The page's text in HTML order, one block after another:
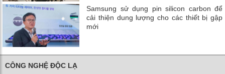
Samsung sử dụng pin silicon carbon để
cải thiện dung lượng cho các thiết bị gập
mới
CÔNG NGHỆ ĐỘC LẠ